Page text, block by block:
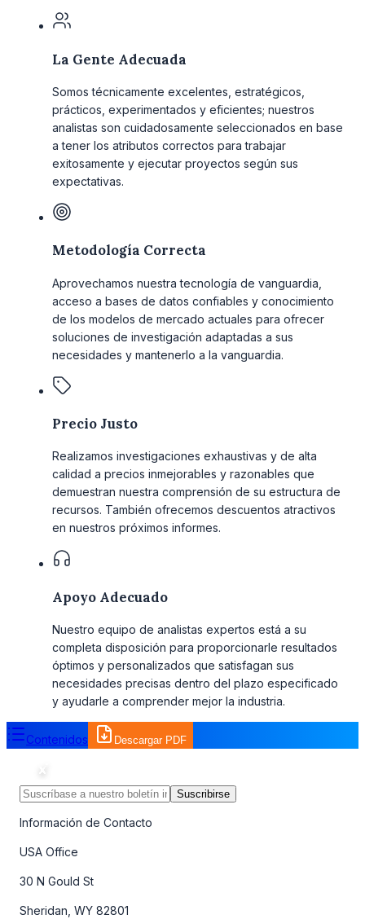
La Gente Adecuada
Somos técnicamente excelentes, estratégicos,
prácticos, experimentados y eficientes; nuestros
analistas son cuidadosamente seleccionados en base
a tener los atributos correctos para trabajar
exitosamente y ejecutar proyectos según sus
expectativas.
Metodología Correcta
Aprovechamos nuestra tecnología de vanguardia,
acceso a bases de datos confiables y conocimiento
de los modelos de mercado actuales para ofrecer
soluciones de investigación adaptadas a sus
necesidades y mantenerlo a la vanguardia.
Precio Justo
Realizamos investigaciones exhaustivas y de alta
calidad a precios inmejorables y razonables que
demuestran nuestra comprensión de su estructura de
recursos. También ofrecemos descuentos atractivos
en nuestros próximos informes.
Apoyo Adecuado
Nuestro equipo de analistas expertos está a su
completa disposición para proporcionarle resultados
óptimos y personalizados que satisfagan sus
necesidades precisas dentro del plazo especificado
y ayudarle a comprender mejor la industria.
Contenidos Descargar PDF
Suscribirse
Información de Contacto
USA Office
30 N Gould St
Sheridan, WY 82801